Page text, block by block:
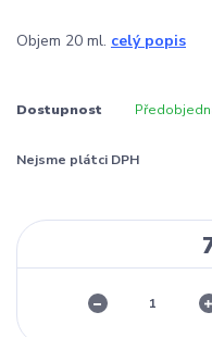
Objem 20 ml. celý popis
Dostupnost
Nejsme plátci DPH